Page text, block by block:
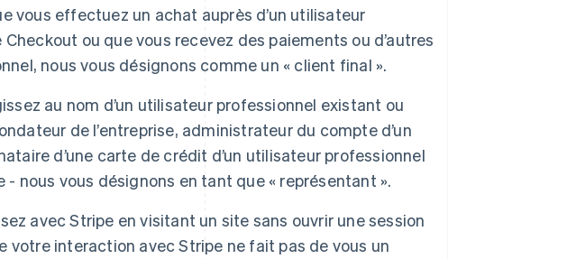
vous effectuez un achat auprès d’un utilisateur
ou que vous recevez des paiements ou d’autres
nous vous désignons comme un « client final ».
au nom d’un utilisateur professionnel existant ou
de l’entreprise, administrateur du compte d’un
d’une carte de crédit d’un utilisateur professionnel
- nous vous désignons en tant que « représentant ».
avec Stripe en visitant un site sans ouvrir une session
votre interaction avec Stripe ne fait pas de vous un